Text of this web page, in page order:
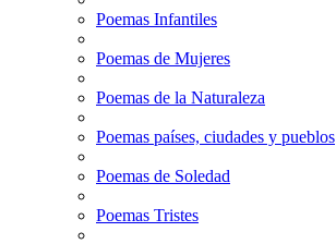
Poemas Infantiles
Poemas de Mujeres
Poemas de la Naturaleza
Poemas países, ciudades y pueblos
Poemas de Soledad
Poemas Tristes